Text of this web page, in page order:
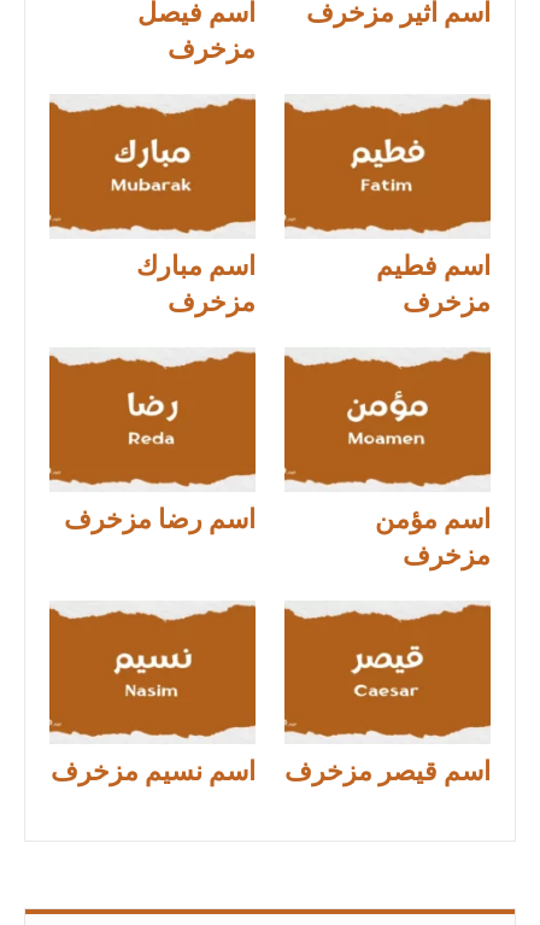
اسم اثير مزخرف
اسم فيصل
مزخرف
اسم فطيم
مزخرف
اسم مبارك
مزخرف
اسم مؤمن
مزخرف
اسم رضا مزخرف
اسم قيصر مزخرف اسم نسيم مزخرف